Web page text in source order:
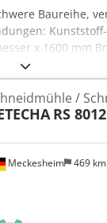
Baureihe,
x 1600 mm
160-250 kw Mit
bis 5 t/h je
Meckesheim 469 km
/
RS 8012